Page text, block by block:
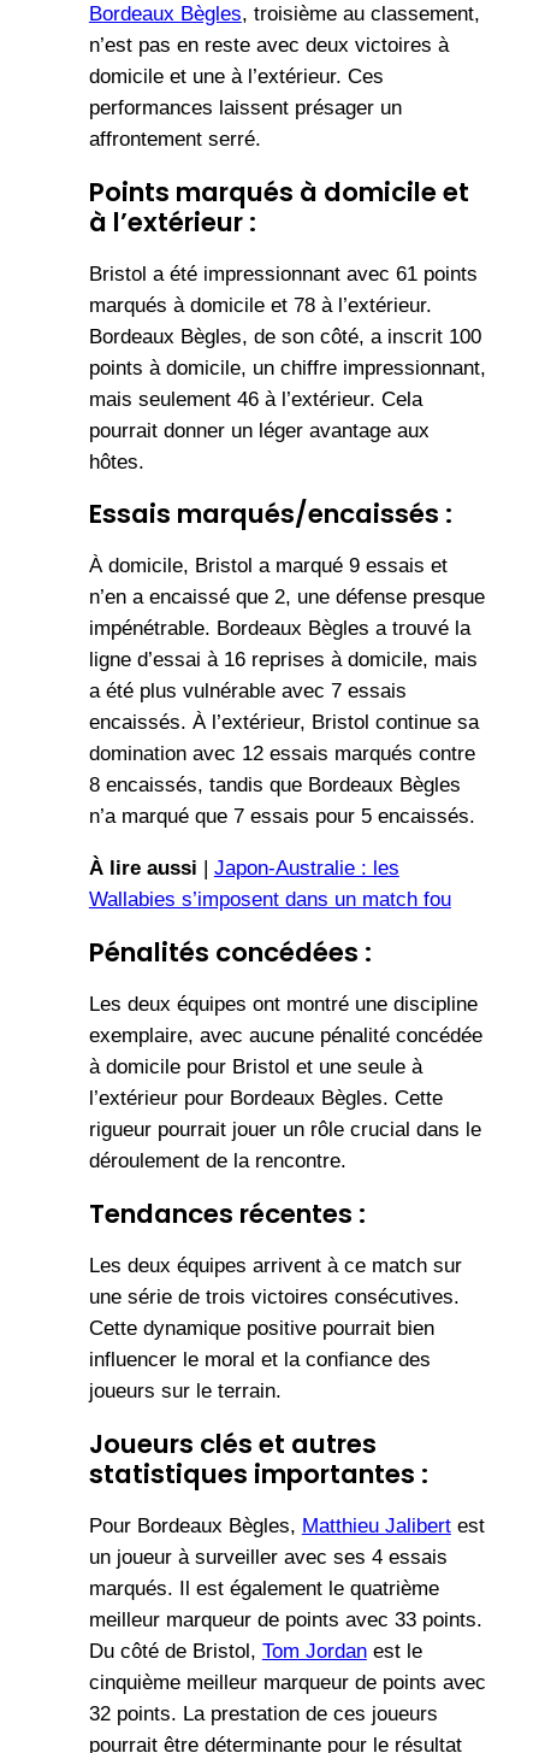
Bordeaux Bègles, troisième au classement,
n’est pas en reste avec deux victoires à
domicile et une à l’extérieur. Ces
performances laissent présager un
affrontement serré.
Points marqués à domicile et
à l’extérieur :
Bristol a été impressionnant avec 61 points
marqués à domicile et 78 à l’extérieur.
Bordeaux Bègles, de son côté, a inscrit 100
points à domicile, un chiffre impressionnant,
mais seulement 46 à l’extérieur. Cela
pourrait donner un léger avantage aux
hôtes.
Essais marqués/encaissés :
À domicile, Bristol a marqué 9 essais et
n’en a encaissé que 2, une défense presque
impénétrable. Bordeaux Bègles a trouvé la
ligne d’essai à 16 reprises à domicile, mais
a été plus vulnérable avec 7 essais
encaissés. À l’extérieur, Bristol continue sa
domination avec 12 essais marqués contre
8 encaissés, tandis que Bordeaux Bègles
n’a marqué que 7 essais pour 5 encaissés.
À lire aussi
Japon-Australie : les
Wallabies s’imposent dans un match fou
Pénalités concédées :
Les deux équipes ont montré une discipline
exemplaire, avec aucune pénalité concédée
à domicile pour Bristol et une seule à
l’extérieur pour Bordeaux Bègles. Cette
rigueur pourrait jouer un rôle crucial dans le
déroulement de la rencontre.
Tendances récentes :
Les deux équipes arrivent à ce match sur
une série de trois victoires consécutives.
Cette dynamique positive pourrait bien
influencer le moral et la confiance des
joueurs sur le terrain.
Joueurs clés et autres
statistiques importantes :
Pour Bordeaux Bègles, Matthieu Jalibertest
un joueur à surveiller avec ses 4 essais
marqués. Il est également le quatrième
meilleur marqueur de points avec 33 points.
Du côté de Bristol, Tom Jordanest le
cinquième meilleur marqueur de points avec
32 points. La prestation de ces joueurs
pourrait être déterminante pour le résultat